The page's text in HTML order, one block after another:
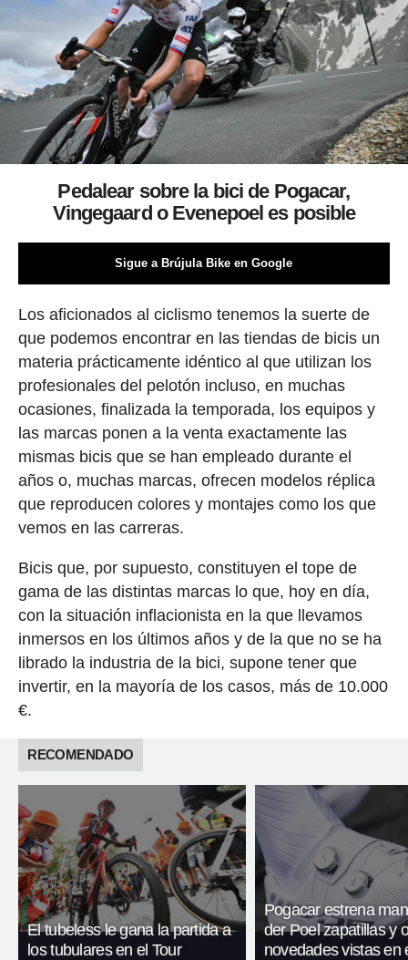
Pedalear sobre la bici de Pogacar,
Vingegaard o Evenepoel es posible
Sigue a Brújula Bike en Google
Los aficionados al ciclismo tenemos la suerte de
que podemos encontrar en las tiendas de bicis un
materia prácticamente idéntico al que utilizan los
profesionales del pelotón incluso, en muchas
ocasiones, finalizada la temporada, los equipos y
las marcas ponen a la venta exactamente las
mismas bicis que se han empleado durante el
años o, muchas marcas, ofrecen modelos réplica
que reproducen colores y montajes como los que
vemos en las carreras.
Bicis que, por supuesto, constituyen el tope de
gama de las distintas marcas lo que, hoy en día,
con la situación inflacionista en la que llevamos
inmersos en los últimos años y de la que no se ha
librado la industria de la bici, supone tener que
invertir, en la mayoría de los casos, más de 10.000
€.
RECOMENDADO
El tubeless le gana la partida a
los tubulares en el Tour
Pogacar estrena
der Poel zapatillas y
novedades vistas en